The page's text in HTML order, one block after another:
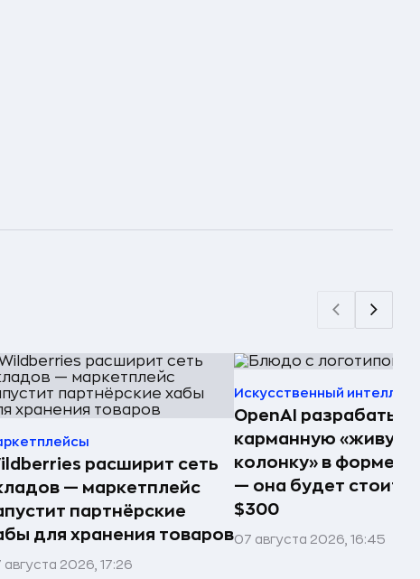
расширит сеть
— маркетплейс
партнёрские
для хранения товаров
августа 2026, 17:26
Искусственный
OpenAI
карманную «живую
колонку» в форме
— она будет стоить
$300
07 августа 2026, 16:45